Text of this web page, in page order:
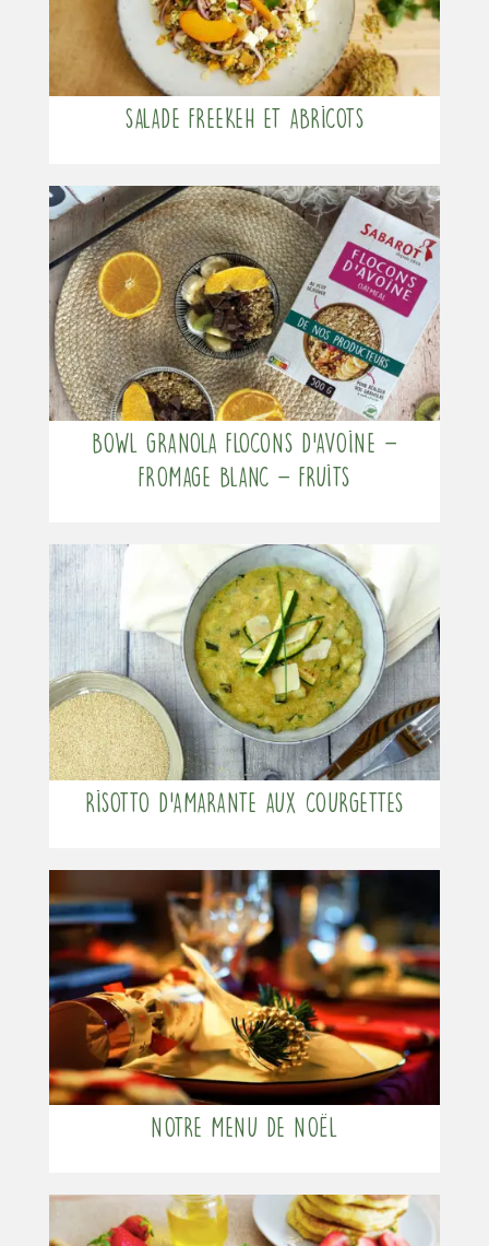
Salade freekeh et abricots
Bowl granola flocons d’avoine –
fromage blanc – fruits
Risotto d’amarante aux courgettes
Notre menu de Noël